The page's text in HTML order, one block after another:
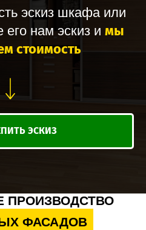
эскиз шкафа или
нам эскиз и мы
стоимость
ЭСКИЗ
ПРОИЗВОДСТВО
ФАСАДОВ